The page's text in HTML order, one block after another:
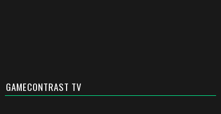
GAMECONTRAST TV